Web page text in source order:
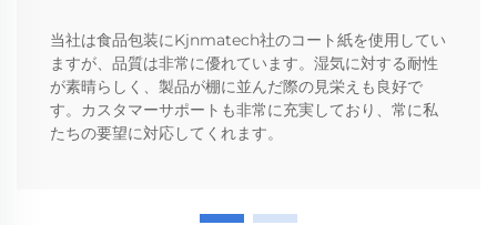
当社は食品包装にKjnmatech社のコート紙を使用してい
ますが、品質は非常に優れています。湿気に対する耐性
が素晴らしく、製品が棚に並んだ際の見栄えも良好で
す。カスタマーサポートも非常に充実しており、常に私
たちの要望に対応してくれます。